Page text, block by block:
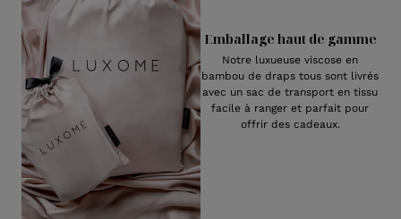
Emballage haut de gamme
Notre luxueuse viscose en
bambou de draps tous sont livrés
avec un sac de transport en tissu
facile à ranger et parfait pour
offrir des cadeaux.